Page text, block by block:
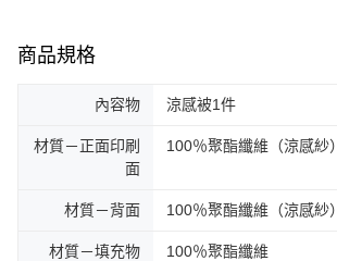
商品規格
內容物 涼感被1件
材質－正面印刷
面
100％聚酯纖維（涼感紗）
材質－背面 100％聚酯纖維（涼感紗）
材質－填充物 100％聚酯纖維